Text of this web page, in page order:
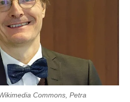
Commons, Petra